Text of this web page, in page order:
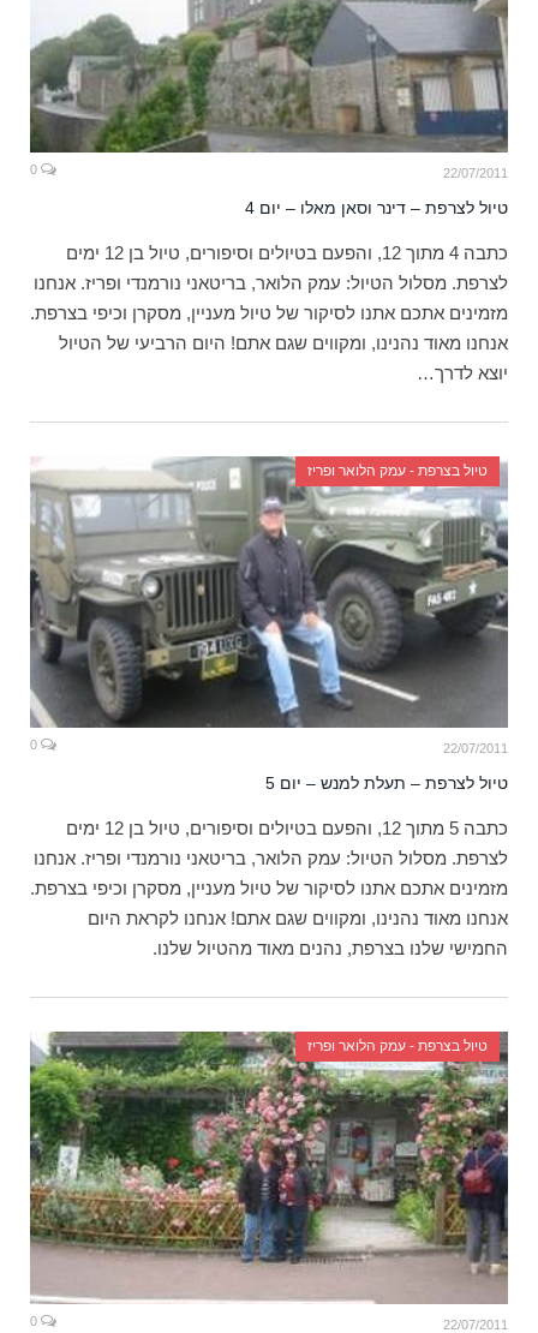
22/07/2011
טיול לצרפת – דינר וסאן מאלו – יום 4
כתבה 4 מתוך 12, והפעם בטיולים וסיפורים, טיול בן 12 ימים
לצרפת. מסלול הטיול: עמק הלואר, בריטאני נורמנדי ופריז. אנחנו
מזמינים אתכם אתנו לסיקור של טיול מעניין, מסקרן וכיפי בצרפת.
אנחנו מאוד נהנינו, ומקווים שגם אתם! היום הרביעי של הטיול
יוצא לדרך…
טיול בצרפת - עמק הלואר ופריז
22/07/2011
טיול לצרפת – תעלת למנש – יום 5
כתבה 5 מתוך 12, והפעם בטיולים וסיפורים, טיול בן 12 ימים
לצרפת. מסלול הטיול: עמק הלואר, בריטאני נורמנדי ופריז. אנחנו
מזמינים אתכם אתנו לסיקור של טיול מעניין, מסקרן וכיפי בצרפת.
אנחנו מאוד נהנינו, ומקווים שגם אתם! אנחנו לקראת היום
החמישי שלנו בצרפת, נהנים מאוד מהטיול שלנו.
טיול בצרפת - עמק הלואר ופריז
22/07/2011